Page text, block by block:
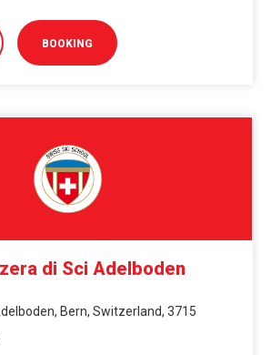
BOOKING
di Sci Adelboden
Bern, Switzerland, 3715